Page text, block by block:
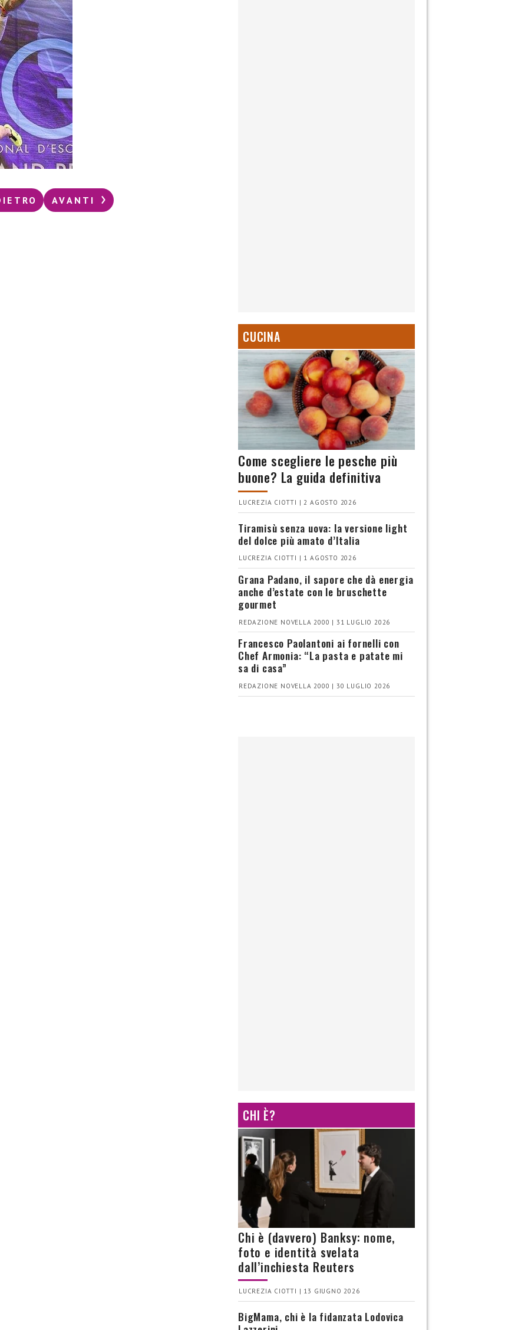
AVANTI
CUCINA
Come scegliere le pesche più
buone? La guida definitiva
LUCREZIA CIOTTI | 2 AGOSTO 2026
Tiramisù senza uova: la versione light
del dolce più amato d’Italia
LUCREZIA CIOTTI | 1 AGOSTO 2026
Grana Padano, il sapore che dà energia
anche d’estate con le bruschette
gourmet
REDAZIONE NOVELLA 2000 | 31 LUGLIO 2026
Francesco Paolantoni ai fornelli con
Chef Armonia: “La pasta e patate mi
sa di casa”
REDAZIONE NOVELLA 2000 | 30 LUGLIO 2026
CHI È?
Chi è (davvero) Banksy: nome,
foto e identità svelata
dall’inchiesta Reuters
LUCREZIA CIOTTI | 13 GIUGNO 2026
BigMama, chi è la fidanzata Lodovica